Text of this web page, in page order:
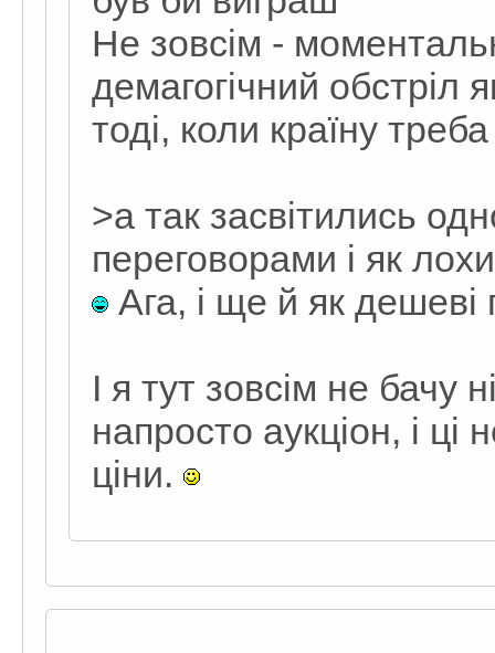
Не зовсім -
демагогічний
тоді, коли країну
>а так засвітились
переговорами і як
Ага, і ще й як дешеві
І я тут зовсім не бачу
напросто аукціон, і
ціни.